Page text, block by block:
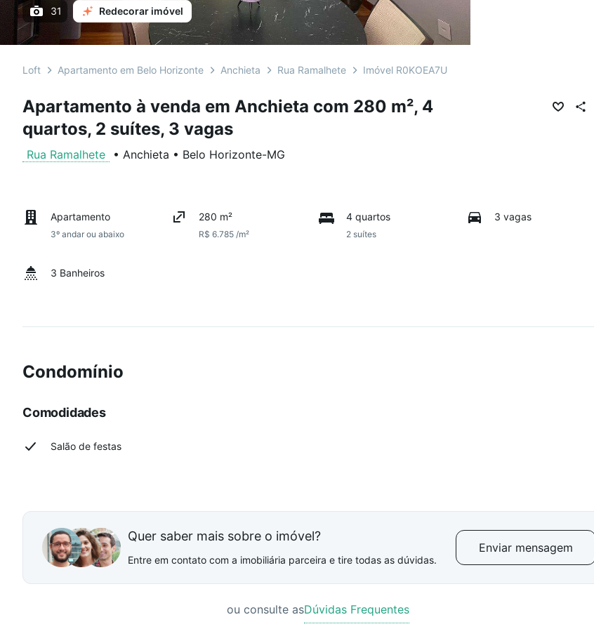
31 Redecorar imóvel
Loft Apartamento em Belo Horizonte Anchieta Rua Ramalhete Imóvel R0KOEA7U
Apartamento à venda em Anchieta com 280 m², 4
quartos, 2 suítes, 3 vagas
Rua Ramalhete • Anchieta • Belo Horizonte-MG
Apartamento
3º andar ou abaixo
280 m²
R$ 6.785 /m²
4 quartos
2 suítes
3 vagas
3 Banheiros
Condomínio
Comodidades
Salão de festas
Quer saber mais sobre o imóvel?
Entre em contato com a imobiliária parceira e tire todas as dúvidas.
Enviar mensagem
ou consulte asDúvidas Frequentes